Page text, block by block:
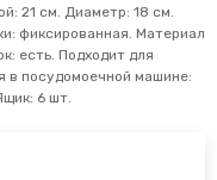
21 см. Диаметр: 18 см.
фиксированная. Материал
есть. Подходит для
в посудомоечной машине:
6 шт.